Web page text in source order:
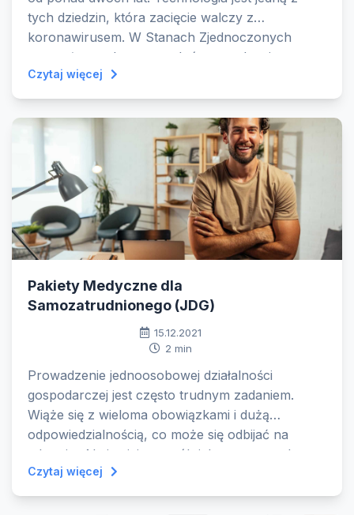
tych dziedzin, która zacięcie walczy z
koronawirusem. W Stanach Zjednoczonych
powstał superkomputer, którego celem jest
określenie związków pozwalających zwalczyć
pandemię.
Czytaj więcej
Pakiety Medyczne dla
Samozatrudnionego (JDG)
15.12.2021
2 min
Prowadzenie jednoosobowej działalności
gospodarczej jest często trudnym zadaniem.
Wiąże się z wieloma obowiązkami i dużą
odpowiedzialnością, co może się odbijać na
zdrowiu. Ale istnieje sposób jak o to wszystko
zadbać.
Czytaj więcej